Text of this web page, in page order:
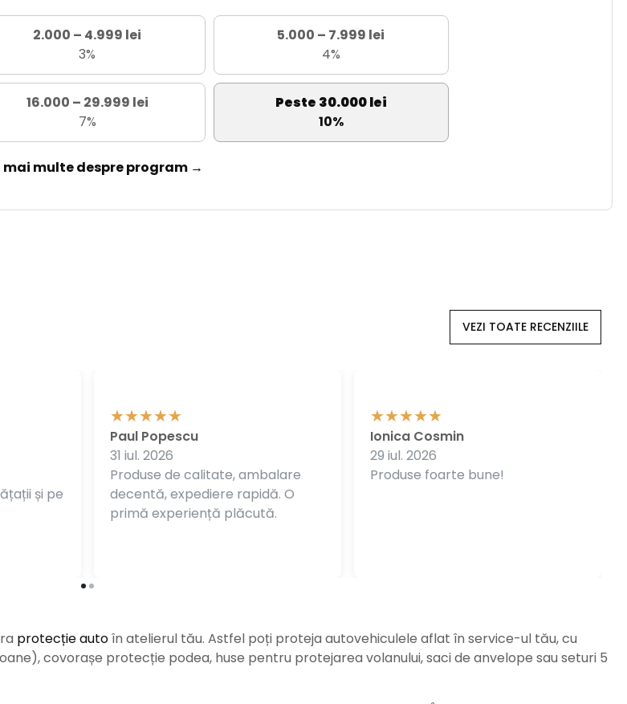
2.000 – 4.999 lei
3%
5.000 – 7.999 lei
4%
16.000 – 29.999 lei
7%
Peste 30.000 lei
10%
mai multe despre program →
VEZI TOATE RECENZIILE
și pe
Produse de calitate, ambalare
decentă, expediere rapidă. O
primă experiență plăcută.
Paul Popescu
31 iul. 2026
Produse foarte bune!
Ionica Cosmin
29 iul. 2026
protecție autoîn atelierul tău. Astfel poți proteja autovehiculele aflat în service-ul tău, cu
covorașe protecție podea, huse pentru protejarea volanului, saci de anvelope sau seturi 5